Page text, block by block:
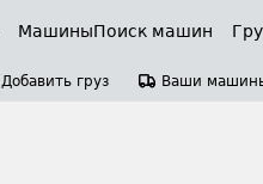
МашиныПоиск машин
Добавить груз Ваши